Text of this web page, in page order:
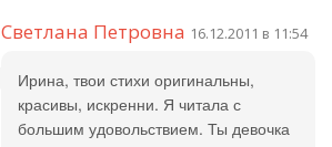
Светлана Петровна 16.12.2011 в 11:54
Ирина, твои стихи оригинальны,
красивы, искренни. Я читала с
большим удовольствием. Ты девочка